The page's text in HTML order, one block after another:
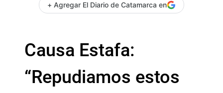
+ Agregar El Diario de Catamarca en
Causa Estafa:
“Repudiamos estos